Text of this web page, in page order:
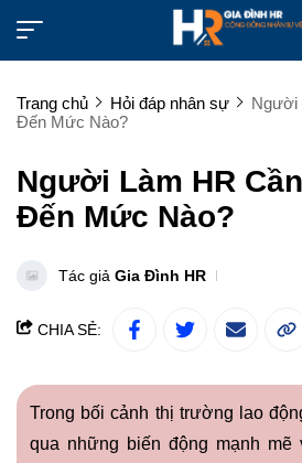
Trang chủ Hỏi đáp nhân sự
Người
Đến Mức Nào?
Người Làm HR
Đến Mức Nào?
Tác giả Gia Đình HR
CHIA SẺ:
Trong bối cảnh thị trường lao
qua những biến động mạnh mẽ